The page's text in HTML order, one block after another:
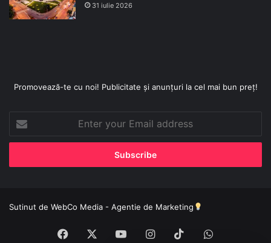
31 iulie 2026
Promovează-te cu noi! Publicitate și anunțuri la cel mai bun preț!
your
Email
Sutinut de WebCo Media - Agentie de Marketing
Facebook YouTubeInstagram
TikTokWhatsApp